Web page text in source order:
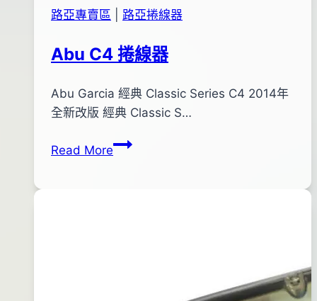
路亞專賣區 路亞捲線器
Abu C4 捲線器
Bybc
pro-
2013
年
月
Abu Garcia 經典 Classic Series C4 2014年
全新改版 經典 Classic S…
Read MoreAbu